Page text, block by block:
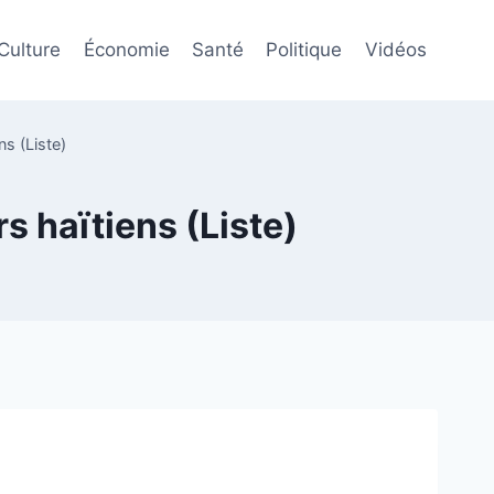
Économie Santé Politique Vidéos
(Liste)
haïtiens (Liste)